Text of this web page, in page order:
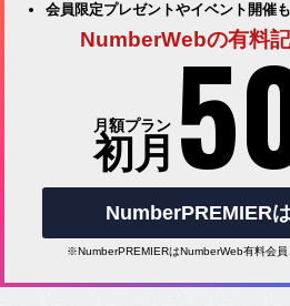
会員限定プレゼントやイベント開催も
NumberWebの有料
月額プラン
初月
NumberPREMIER
※NumberPREMIERはNumberWeb有料会員